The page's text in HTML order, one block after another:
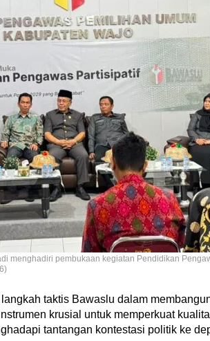
menghadiri pembukaan kegiatan Pendidikan
taktis Bawaslu dalam
krusial untuk memperkuat
tantangan kontestasi politik ke